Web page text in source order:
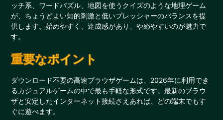
ッチ系、ワードパズル、地図を使うクイズのような地理ゲーム
が、ちょうどよい知的刺激と低いプレッシャーのバランスを提
供します。始めやすく、達成感があり、やめやすいのが魅力で
す。
重要なポイント
ダウンロード不要の高速ブラウザゲームは、2026年に利用でき
るカジュアルゲームの中で最も手軽な形式です。最新のブラウ
ザと安定したインターネット接続さえあれば、どの端末でもす
ぐに遊べます。